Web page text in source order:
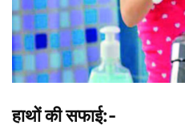
हाथों की सफाई:-